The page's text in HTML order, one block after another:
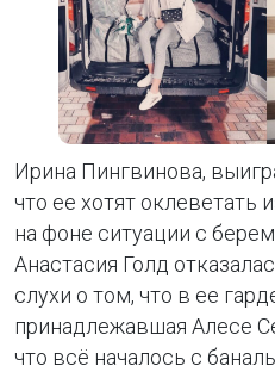
Ирина Пингвинова,
что ее хотят оклеветать
на фоне ситуации с
Анастасия Голд
слухи о том, что в ее
принадлежавшая Алесе
что всё началось с